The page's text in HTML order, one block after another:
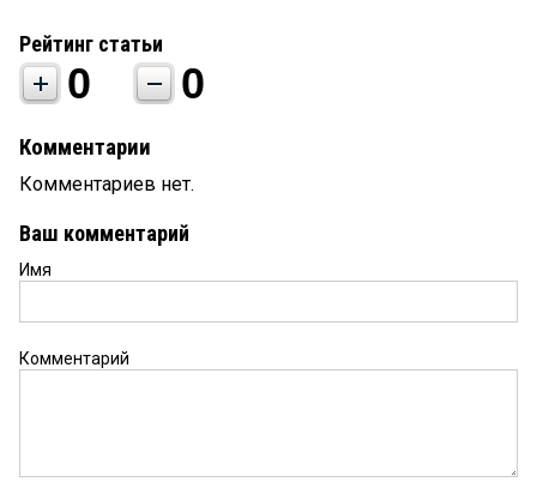
Рейтинг статьи
0 0
Комментарии
Комментариев нет.
Ваш комментарий
Имя
Комментарий